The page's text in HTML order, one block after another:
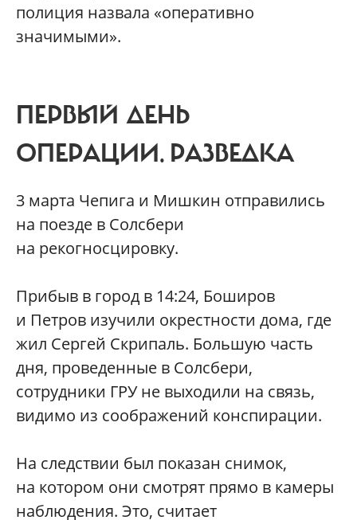
полиция назвала «оперативно
значимыми».
ПЕРВЫЙ ДЕНЬ
ОПЕРАЦИИ. РАЗВЕДКА
3 марта Чепига и Мишкин отправились
на поезде в Солсбери
на рекогносцировку.
Прибыв в город в 14:24, Боширов
и Петров изучили окрестности дома, где
жил Сергей Скрипаль. Большую часть
дня, проведенные в Солсбери,
сотрудники ГРУ не выходили на связь,
видимо из соображений конспирации.
На следствии был показан снимок,
на котором они смотрят прямо в камеры
наблюдения. Это, считает